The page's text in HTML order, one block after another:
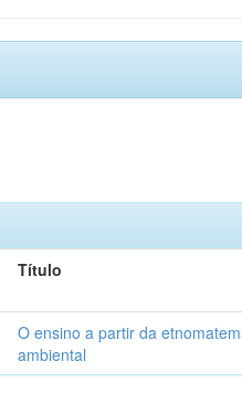
Título
O ensino a partir da
ambiental